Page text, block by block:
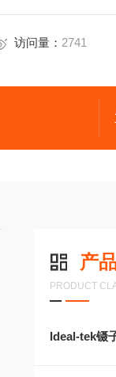
访问量： 2741
产
PRODUCT
Ideal-tek镊